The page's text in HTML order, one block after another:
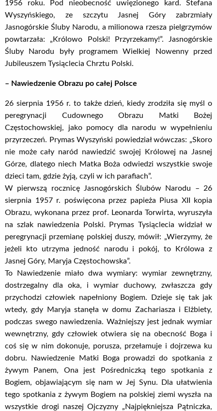
1956 roku. Pod nieobecność uwięzionego kard. Stefana
Wyszyńskiego, ze szczytu Jasnej Góry zabrzmiały
Jasnogórskie Śluby Narodu, a milionowa rzesza pielgrzymów
powtarzała: „Królowo Polski! Przyrzekamy!”. Jasnogórskie
Śluby Narodu były programem Wielkiej Nowenny przed
Jubileuszem Tysiąclecia Chrztu Polski.
– Nawiedzenie Obrazu po całej Polsce
26 sierpnia 1956 r. to także dzień, kiedy zrodziła się myśl o
peregrynacji Cudownego Obrazu Matki Bożej
Częstochowskiej, jako pomocy dla narodu w wypełnieniu
przyrzeczeń. Prymas Wyszyński powiedział wówczas: „Skoro
nie może cały naród nawiedzić swojej Królowej na Jasnej
Górze, dlatego niech Matka Boża odwiedzi wszystkie swoje
dzieci tam, gdzie żyją, czyli w ich parafiach”.
W pierwszą rocznicę Jasnogórskich Ślubów Narodu – 26
sierpnia 1957 r. poświęcona przez papieża Piusa XII kopia
Obrazu, wykonana przez prof. Leonarda Torwirta, wyruszyła
na szlak nawiedzenia Polski. Prymas Tysiąclecia widział w
peregrynacji przemianę polskiej duszy, mówił: „Wierzymy, że
jeżeli kto utrzyma jedność narodu i pokój, to Królowa z
Jasnej Góry, Maryja Częstochowska”.
To Nawiedzenie miało dwa wymiary: wymiar zewnętrzny,
dostrzegalny dla oka, i wymiar duchowy, zwłaszcza gdy
przychodzi człowiek napełniony Bogiem. Dzieje się tak jak
wtedy, gdy Maryja stanęła w domu Zachariasza i Elżbiety,
podczas swego nawiedzenia. Ważniejszy jest jednak wymiar
wewnętrzny, gdy człowiek otwiera się na obecność Boga i
coś się w nim dokonuje, porusza, przełamuje i dojrzewa ku
dobru. Nawiedzenie Matki Boga prowadzi do spotkania z
żywym Panem, Ona jest Pośredniczką tego spotkania z
Bogiem, objawiającym się nam w Jej Synu. Dla ułatwienia
tego spotkania z żywym Bogiem na polskiej ziemi wyszła na
wszystkie drogi naszej Ojczyzny „Najpiękniejsza Pątniczka,